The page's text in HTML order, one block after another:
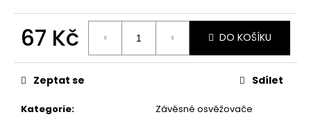
67 Kč
cena:
DO KOŠÍKU
Kategorie: Závěsné osvěžovače
Zeptat se Sdílet
D
o
o